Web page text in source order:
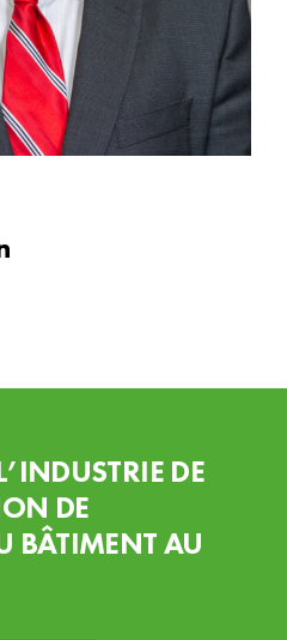
DE
DE
BÂTIMENT AU